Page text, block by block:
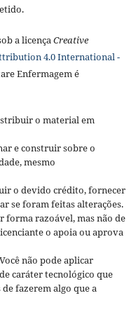
a licençaCreative
4.0 International -
Enfermagem é
o material em
e construir sobre o
mesmo
o devido crédito, fornecer
se foram feitas alterações.
forma razoável, mas não de
o apoia ou aprova
não pode aplicar
caráter tecnológico que
fazerem algo que a